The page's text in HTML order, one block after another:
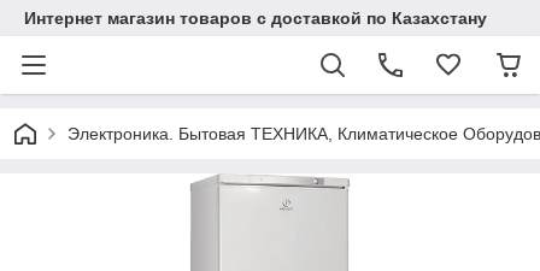
Интернет магазин товаров с доставкой по Казахстану
Электроника. Бытовая ТЕХНИКА, Климатическое